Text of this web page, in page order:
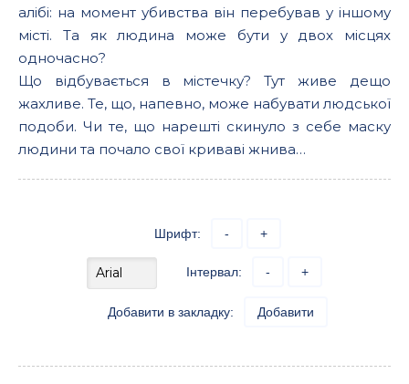
алібі: на момент убивства він перебував у іншому
місті. Та як людина може бути у двох місцях
одночасно?
Що відбувається в містечку? Тут живе дещо
жахливе. Те, що, напевно, може набувати людської
подоби. Чи те, що нарешті скинуло з себе маску
людини та почало свої криваві жнива…
Шрифт: - +
Інтервал: - +
Добавити в закладку: Добавити